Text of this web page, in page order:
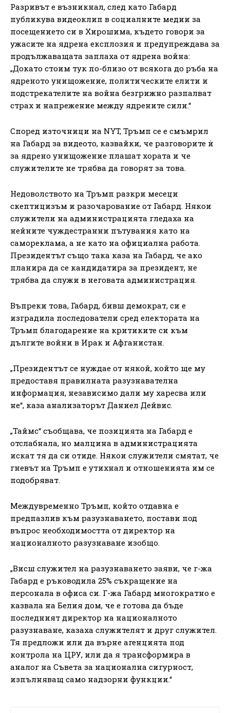
Разривът е възникнал, след като Габард
публикува видеоклип в социалните медии за
посещението си в Хирошима, където говори за
ужасите на ядрена експлозия и предупреждава за
продължаващата заплаха от ядрена война:
„Докато стоим тук по-близо от всякога до ръба на
ядреното унищожение, политическите елити и
подстрекателите на война безгрижно разпалват
страх и напрежение между ядрените сили.“
Според източници на NYT, Тръмп се е смъмрил
на Габард за видеото, казвайки, че разговорите ѝ
за ядрено унищожение плашат хората и че
служителите не трябва да говорят за това.
Недоволството на Тръмп разкри месеци
скептицизъм и разочарование от Габард. Някои
служители на администрацията гледаха на
нейните чуждестранни пътувания като на
самореклама, а не като на официална работа.
Президентът също така каза на Габард, че ако
планира да се кандидатира за президент, не
трябва да служи в неговата администрация.
Въпреки това, Габард, бивш демократ, си е
изградила последователи сред електората на
Тръмп благодарение на критиките си към
дългите войни в Ирак и Афганистан.
„Президентът се нуждае от някой, който ще му
предоставя правилната разузнавателна
информация, независимо дали му харесва или
не“, каза анализаторът Даниел Дейвис.
„Таймс“ съобщава, че позицията на Габард е
отслабнала, но малцина в администрацията
искат тя да си отиде. Някои служители смятат, че
гневът на Тръмп е утихнал и отношенията им се
подобряват.
Междувременно Тръмп, който отдавна е
предпазлив към разузнаването, постави под
въпрос необходимостта от директор на
националното разузнаване изобщо.
„Висш служител на разузнаването заяви, че г-жа
Габард е ръководила 25% съкращение на
персонала в офиса си. Г-жа Габард многократно е
казвала на Белия дом, че е готова да бъде
последният директор на националното
разузнаване, казаха служителят и друг служител.
Тя предложи или да върне агенцията под
контрола на ЦРУ, или да я трансформира в
аналог на Съвета за национална сигурност,
изпълняващ само надзорни функции.“